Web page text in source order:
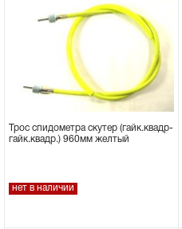
Трос спидометра скутер (гайк.квадр-
гайк.квадр.) 960мм желтый
нет в наличии